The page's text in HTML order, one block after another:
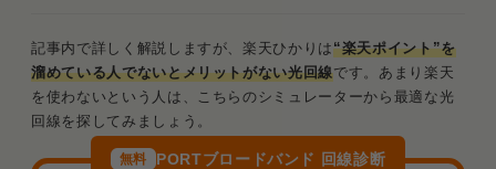
記事内で詳しく解説しますが、楽天ひかりは“楽天ポイント”を
溜めている人でないとメリットがない光回線です。あまり楽天
を使わないという人は、こちらのシミュレーターから最適な光
回線を探してみましょう。
無料 PORTブロードバンド 回線診断